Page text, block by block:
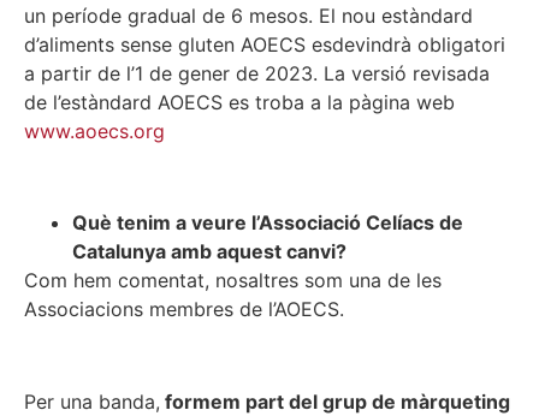
un període gradual de 6 mesos. El nou estàndard
d’aliments sense gluten AOECS esdevindrà obligatori
a partir de l’1 de gener de 2023. La versió revisada
de l’estàndard AOECS es troba a la pàgina web
www.aoecs.org
Què tenim a veure l’Associació Celíacs de
Catalunya amb aquest canvi?
Com hem comentat, nosaltres som una de les
Associacions membres de l’AOECS.
Per una banda, formem part del grup de màrqueting